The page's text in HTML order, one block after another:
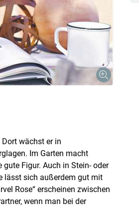
wächst er in
Im Garten macht
Figur. Auch in Stein- oder
lässt sich außerdem gut mit
Rose“ erscheinen zwischen
wenn man bei der